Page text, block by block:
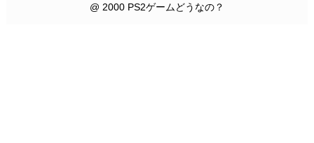
@ 2000 PS2ゲームどうなの？